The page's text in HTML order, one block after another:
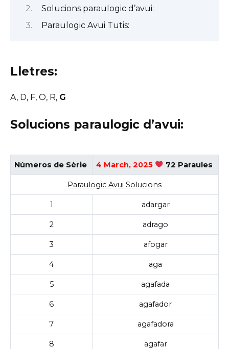
Solucions paraulogic d’avui:
Paraulogic Avui Tutis:
Lletres:
A, D, F, O, R, G
Solucions paraulogic d’avui:
Números de Sèrie 4 March, 2025 72 Paraules
Paraulogic Avui Solucions
1 adargar
2 adrago
3 afogar
4 aga
5 agafada
6 agafador
7 agafadora
8 agafar